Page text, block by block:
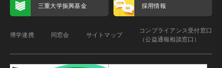
三重大学振興基金 採用情報
博学連携 同窓会 サイトマップ
コンプライアンス受付窓口
（公益通報相談窓口）